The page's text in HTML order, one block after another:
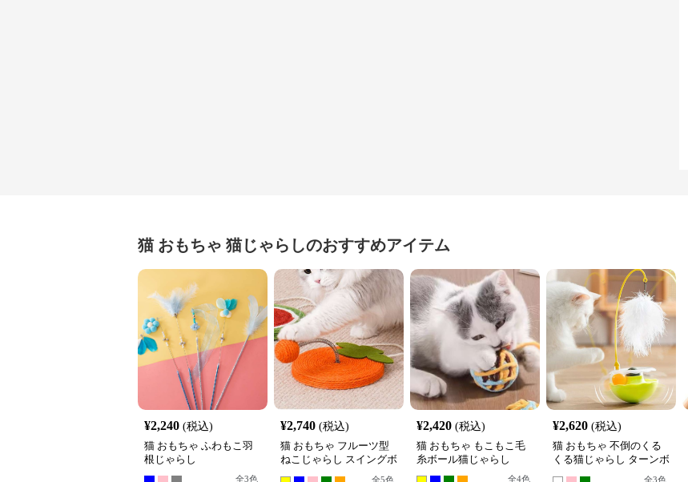
猫 おもちゃ 猫じゃらしのおすすめアイテム
¥2,240 (税込)
猫 おもちゃ ふわもこ羽
根じゃらし
全3色
¥2,740 (税込)
猫 おもちゃ フルーツ型
ねこじゃらし スイングボ
全5色
¥2,420 (税込)
猫 おもちゃ もこもこ毛
糸ボール猫じゃらし
全4色
¥2,620 (税込)
猫 おもちゃ 不倒のくる
くる猫じゃらし ターンボ
全3色